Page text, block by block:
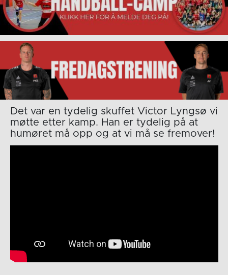
Det var en tydelig skuffet Victor Lyngsø vi
møtte etter kamp. Han er tydelig på at
humøret må opp og at vi må se fremover!